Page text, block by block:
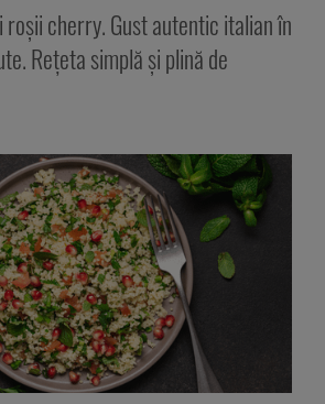
roșii cherry. Gust autentic italian în
Rețeta simplă și plină de